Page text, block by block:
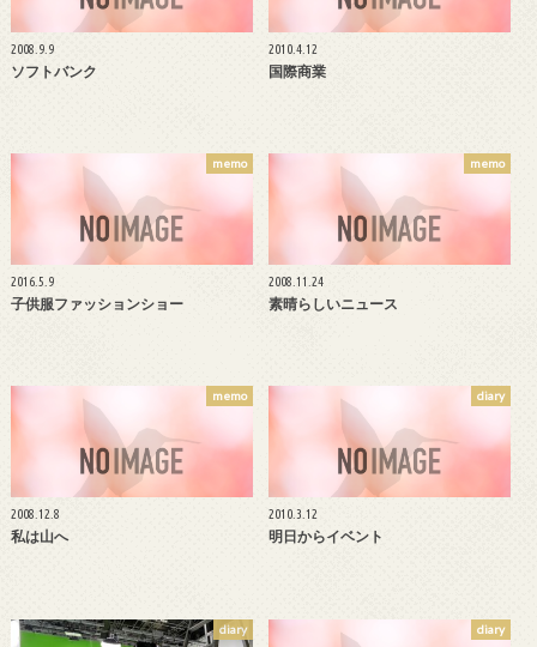
2008.9.9
ソフトバンク
2010.4.12
国際商業
memo
2016.5.9
子供服ファッションショー
memo
2008.11.24
素晴らしいニュース
memo
2008.12.8
私は山へ
diary
2010.3.12
明日からイベント
diary diary